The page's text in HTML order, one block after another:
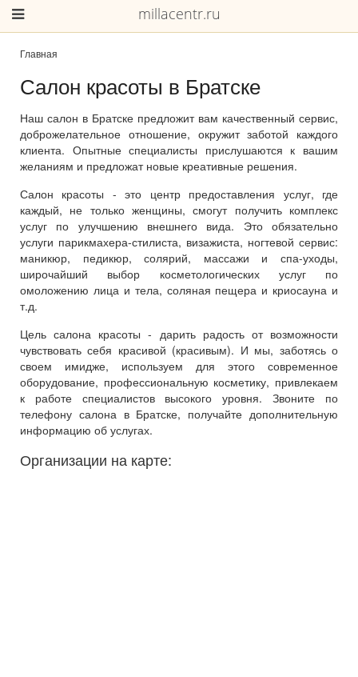
millacentr.ru
Главная
Салон красоты в Братске
Наш салон в Братске предложит вам качественный сервис,
доброжелательное отношение, окружит заботой каждого
клиента. Опытные специалисты прислушаются к вашим
желаниям и предложат новые креативные решения.
Салон красоты - это центр предоставления услуг, где
каждый, не только женщины, смогут получить комплекс
услуг по улучшению внешнего вида. Это обязательно
услуги парикмахера-стилиста, визажиста, ногтевой сервис:
маникюр, педикюр, солярий, массажи и спа-уходы,
широчайший выбор косметологических услуг по
омоложению лица и тела, соляная пещера и криосауна и
т.д.
Цель салона красоты - дарить радость от возможности
чувствовать себя красивой (красивым). И мы, заботясь о
своем имидже, используем для этого современное
оборудование, профессиональную косметику, привлекаем
к работе специалистов высокого уровня. Звоните по
телефону салона в Братске, получайте дополнительную
информацию об услугах.
Организации на карте: